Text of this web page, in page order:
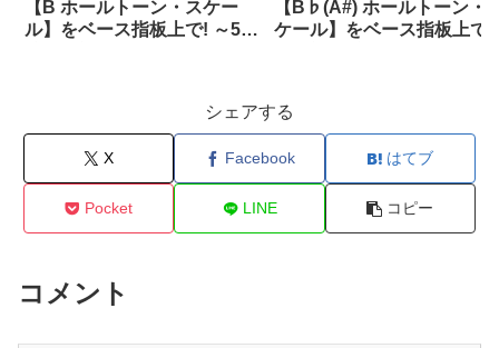
【B ホールトーン・スケー
ル】をベース指板上で! ～5
【B♭(A#) ホールトーン・
ケール】をベース指板上で!
シェアする
X Facebook はてブ
Pocket LINE コピー
コメント